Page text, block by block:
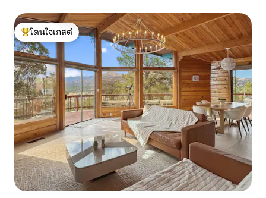
โดนใจเกสต์ที่สุด
โดนใจเกสต์